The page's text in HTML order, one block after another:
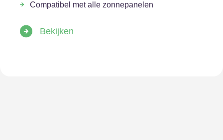
Compatibel met alle zonnepanelen
Bekijken